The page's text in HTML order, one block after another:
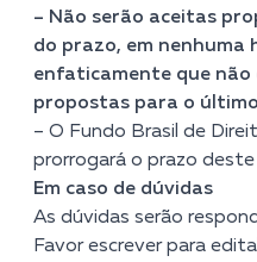
– Não serão aceitas
do prazo, em nenhuma
enfaticamente que não
propostas para o
– O Fundo Brasil de
prorrogará o prazo
Em caso de dúvidas
As dúvidas serão
Favor escrever para